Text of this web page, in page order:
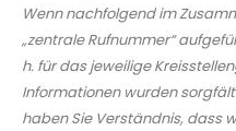
Wenn nachfolgend im
„zentrale Rufnummer“
h. für das jeweilige
Informationen wurden
haben Sie Verständnis, dass